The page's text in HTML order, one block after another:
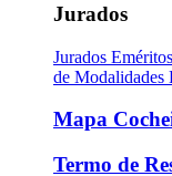
Jurados
Jurados Eméritos
de Modalidades
Mapa
Termo de